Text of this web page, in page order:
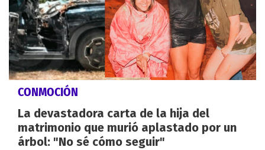
CONMOCIÓN
La devastadora carta de la hija del
matrimonio que murió aplastado por un
árbol: "No sé cómo seguir"